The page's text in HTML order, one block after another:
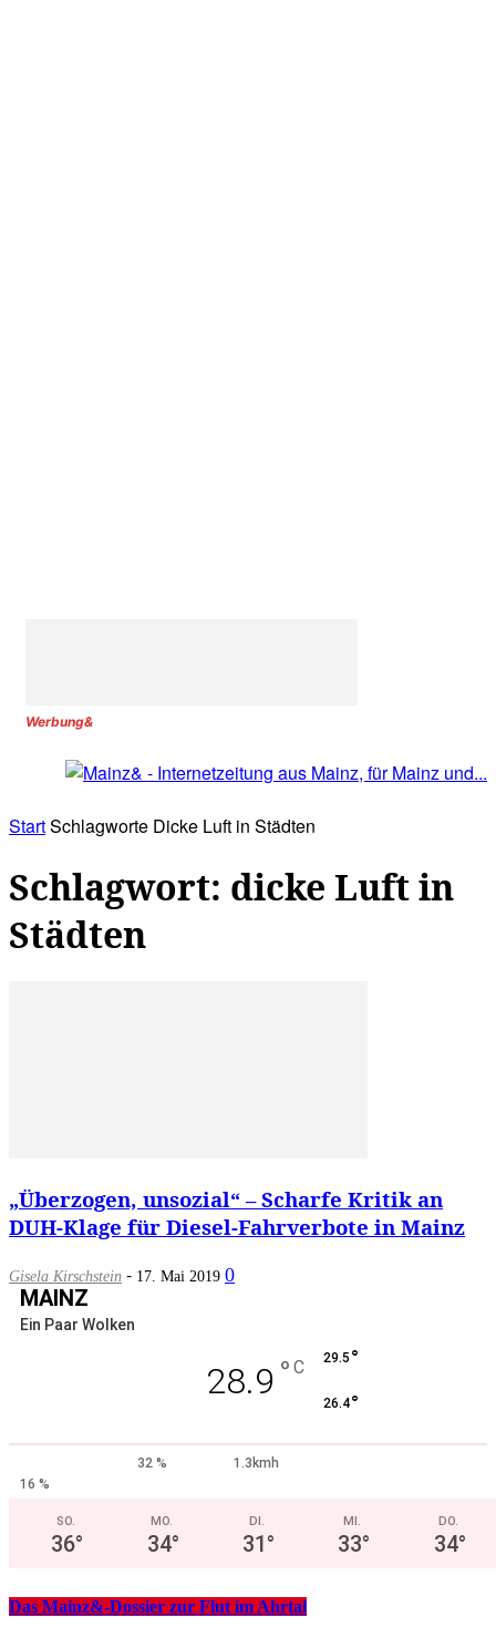
Werbung&
StartSchlagworte Dicke Luft in Städten
Schlagwort: dicke Luft in
Städten
„Überzogen, unsozial“ – Scharfe Kritik an
DUH-Klage für Diesel-Fahrverbote in Mainz
Gisela Kirschstein - 17. Mai 2019 0
MAINZ
Ein Paar Wolken
28.9 ° C 29.5 °
26.4°
32 %
1.3kmh
16 %
SO.
36°
MO.
34°
DI.
31°
MI.
33°
DO.
34°
Das Mainz&-Dossier zur Flut im Ahrtal